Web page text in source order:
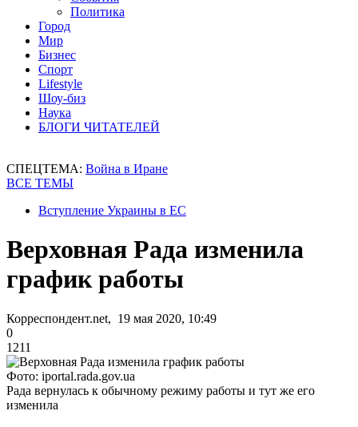
Политика
Город
Мир
Бизнес
Спорт
Lifestyle
Шоу-биз
Наука
БЛОГИ ЧИТАТЕЛЕЙ
СПЕЦТЕМА: Война в Иране
ВСЕ ТЕМЫ
Вступление Украины в ЕС
Верховная Рада изменила
график работы
Корреспондент.net, 19 мая 2020, 10:49
0
1211
Фото: iportal.rada.gov.ua
Рада вернулась к обычному режиму работы и тут же его
изменила